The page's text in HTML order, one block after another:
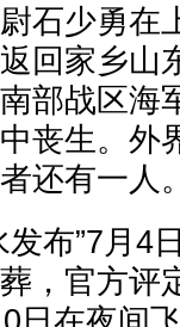
少勇在
回家乡山
部战区海
丧生。外
还有一人
布”7月4
，官方评